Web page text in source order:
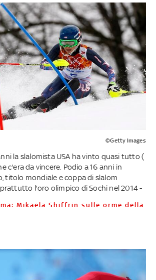
©Getty Images
la slalomista USA ha vinto quasi tutto (
c'era da vincere. Podio a 16 anni in
titolo mondiale e coppa di slalom
l'oro olimpico di Sochi nel 2014 -